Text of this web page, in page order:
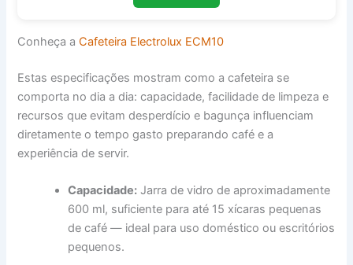
Conheça aCafeteira Electrolux ECM10
Estas especificações mostram como a cafeteira se
comporta no dia a dia: capacidade, facilidade de limpeza e
recursos que evitam desperdício e bagunça influenciam
diretamente o tempo gasto preparando café e a
experiência de servir.
Capacidade: Jarra de vidro de aproximadamente
600 ml, suficiente para até 15 xícaras pequenas
de café — ideal para uso doméstico ou escritórios
pequenos.